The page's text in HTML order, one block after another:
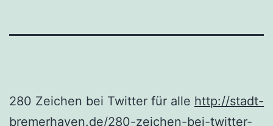
280 Zeichen bei Twitter für alle http://stadt-
bremerhaven.de/280-zeichen-bei-twitter-